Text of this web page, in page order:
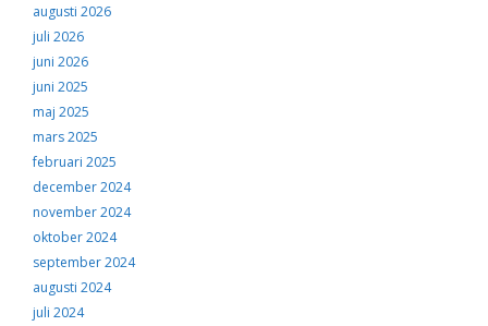
augusti 2026
juli 2026
juni 2026
juni 2025
maj 2025
mars 2025
februari 2025
december 2024
november 2024
oktober 2024
september 2024
augusti 2024
juli 2024